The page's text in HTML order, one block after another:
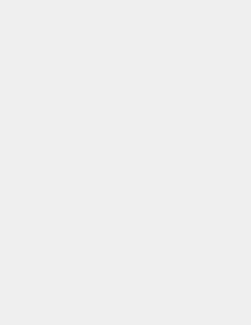
Bingazi
MW Kuzey
Projesi ve
880mn EUR bedelli
isterizki 1Ç24
bakiye iş
5,04 mlr ABD Doları
tamamlanması